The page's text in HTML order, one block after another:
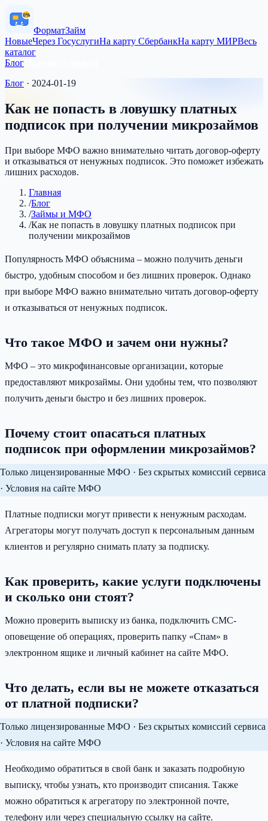
0%
ФорматЗайм
НовыеЧерез ГосуслугиНа карту СбербанкНа карту МИРВесь
каталог
Блог
Блог · 2024-01-19
Как не попасть в ловушку платных
подписок при получении микрозаймов
При выборе МФО важно внимательно читать договор-оферту
и отказываться от ненужных подписок. Это поможет избежать
лишних расходов.
Главная
/Блог
/Займы и МФО
/Как не попасть в ловушку платных подписок при
получении микрозаймов
Популярность МФО объяснима – можно получить деньги
быстро, удобным способом и без лишних проверок. Однако
при выборе МФО важно внимательно читать договор-оферту
и отказываться от ненужных подписок.
Что такое МФО и зачем они нужны?
МФО – это микрофинансовые организации, которые
предоставляют микрозаймы. Они удобны тем, что позволяют
получить деньги быстро и без лишних проверок.
Почему стоит опасаться платных
подписок при оформлении микрозаймов?
Только лицензированные МФО · Без скрытых комиссий сервиса
· Условия на сайте МФО
Платные подписки могут привести к ненужным расходам.
Агрегаторы могут получать доступ к персональным данным
клиентов и регулярно снимать плату за подписку.
Как проверить, какие услуги подключены
и сколько они стоят?
Можно проверить выписку из банка, подключить СМС-
оповещение об операциях, проверить папку «Спам» в
электронном ящике и личный кабинет на сайте МФО.
Что делать, если вы не можете отказаться
от платной подписки?
Только лицензированные МФО · Без скрытых комиссий сервиса
· Условия на сайте МФО
Необходимо обратиться в свой банк и заказать подробную
выписку, чтобы узнать, кто производит списания. Также
можно обратиться к агрегатору по электронной почте,
телефону или через специальную ссылку на сайте.